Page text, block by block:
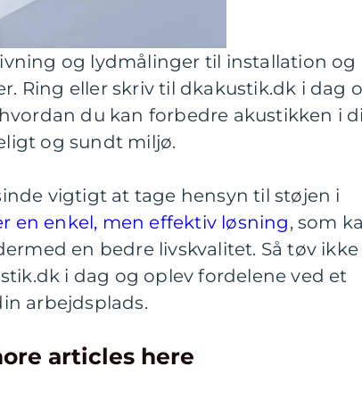
og lydmålinger til installation og
Ring eller skriv til dkakustik.dk i dag
du kan forbedre akustikken i
og sundt miljø.
vigtigt at tage hensyn til støjen i
en enkel, men effektiv løsning, som
en bedre livskvalitet. Så tøv ikke
i dag og oplev fordelene ved et
arbejdsplads.
articles here